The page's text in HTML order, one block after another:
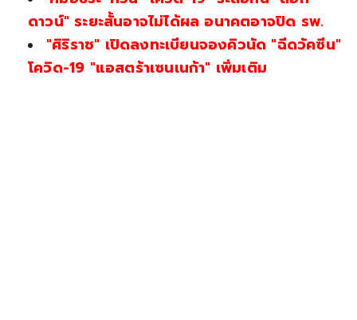
ดาวน์" ระยะสั้นอาจไม่ได้ผล อนาคตอาจปิด รพ.
"ศิริราช" เปิดลงทะเบียนจองคิวนัด "ฉีดวัคซีน"
โควิด-19 "แอสตร้าเซนเนก้า" เพิ่มเติม